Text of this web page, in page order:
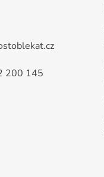
200 145